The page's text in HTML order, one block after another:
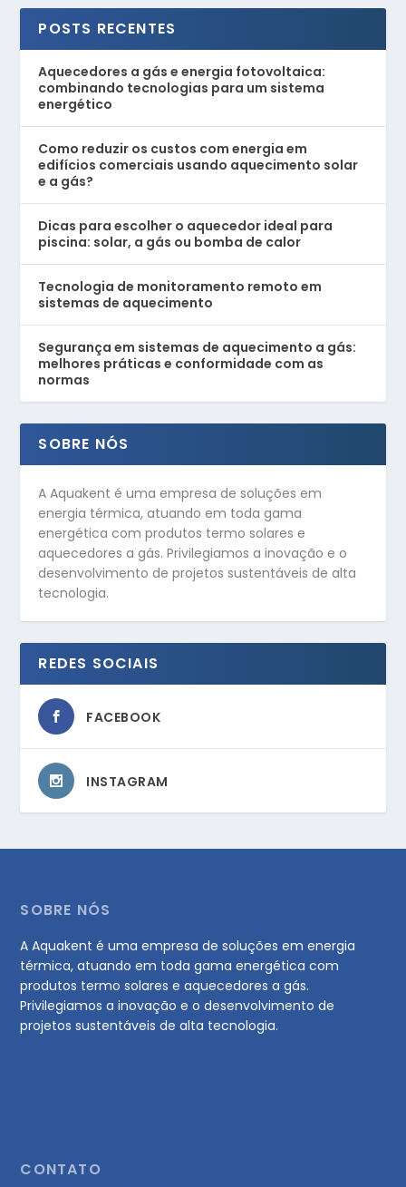
POSTS RECENTES
Aquecedores a gás e energia fotovoltaica:
combinando tecnologias para um sistema
energético
Como reduzir os custos com energia em
edifícios comerciais usando aquecimento solar
e a gás?
Dicas para escolher o aquecedor ideal para
piscina: solar, a gás ou bomba de calor
Tecnologia de monitoramento remoto em
sistemas de aquecimento
Segurança em sistemas de aquecimento a gás:
melhores práticas e conformidade com as
normas
SOBRE NÓS
A Aquakent é uma empresa de soluções em
energia térmica, atuando em toda gama
energética com produtos termo solares e
aquecedores a gás. Privilegiamos a inovação e o
desenvolvimento de projetos sustentáveis de alta
tecnologia.
REDES SOCIAIS
FACEBOOK
INSTAGRAM
SOBRE NÓS
A Aquakent é uma empresa de soluções em energia
térmica, atuando em toda gama energética com
produtos termo solares e aquecedores a gás.
Privilegiamos a inovação e o desenvolvimento de
projetos sustentáveis de alta tecnologia.
CONTATO